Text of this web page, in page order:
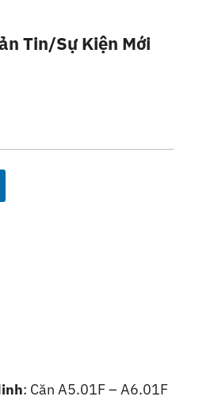
Tin/sự Kiện Mới
: Căn A5.01F – A6.01F